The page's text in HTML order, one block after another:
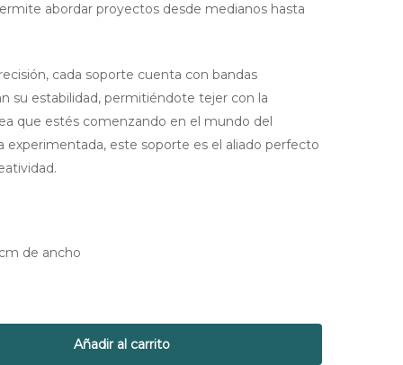
abordar proyectos desde medianos hasta
cada soporte cuenta con bandas
su estabilidad, permitiéndote tejer con la
que estés comenzando en el mundo del
experimentada, este soporte es el aliado perfecto
de ancho
Añadir al carrito